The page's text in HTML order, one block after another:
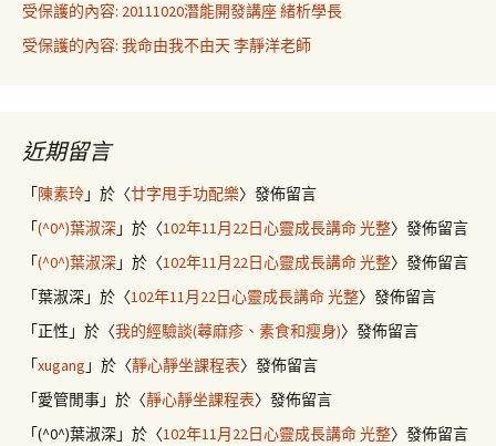
受保護的內容: 20111020潛能開發講座 緒析學長
受保護的內容: 我命由我不由天 李靜洋老師
近期留言
「陳素玲」於〈廿字甩手功配樂〉發佈留言
「(^0^)葉淑深」於〈102年11月22日心靈成長講命 光整〉發佈留言
「(^0^)葉淑深」於〈102年11月22日心靈成長講命 光整〉發佈留言
「葉淑深」於〈102年11月22日心靈成長講命 光整〉發佈留言
「正性 」於〈我的經驗談(蕁麻疹、素食和瘦身)〉發佈留言
「xugang 」於〈靜心靜坐課程表〉發佈留言
「愛管閒事」於〈靜心靜坐課程表〉發佈留言
「(^0^)葉淑深」於〈102年11月22日心靈成長講命 光整〉發佈留言